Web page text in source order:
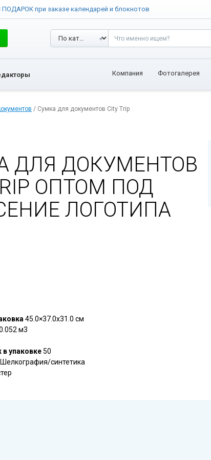
ПОДАРОК при заказе календарей и блокнотов
Компания Фотогалерея
/ Сумка для документов City Trip
ДЛЯ ДОКУМЕНТОВ
ОПТОМ ПОД
ЛОГОТИПА
45.0×37.0x31.0 см
м3
в упаковке50
Шелкография/синтетика